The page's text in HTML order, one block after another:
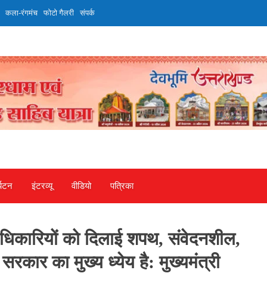
कला-रंगमंच फोटो गैलरी संपर्क
इंटरव्‍यू वीडियो पत्रिका
को दिलाई शपथ, संवेदनशील,
सरकार का मुख्य ध्येय है: मुख्यमंत्री